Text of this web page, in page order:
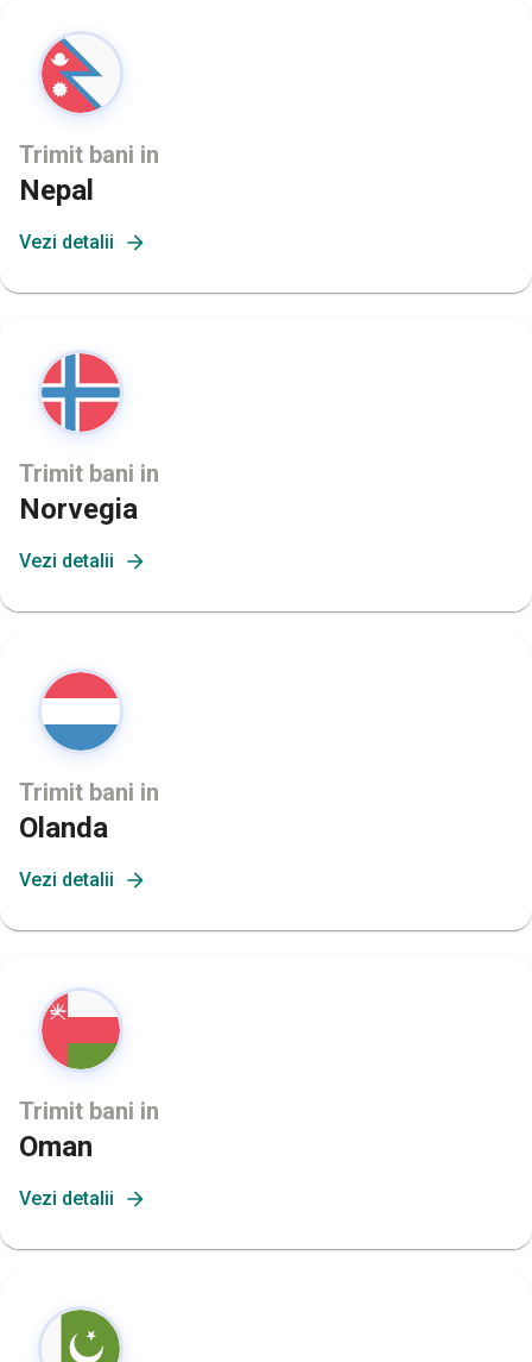
Trimit bani in
Nepal
Vezi detalii
Trimit bani in
Norvegia
Vezi detalii
Trimit bani in
Olanda
Vezi detalii
Trimit bani in
Oman
Vezi detalii